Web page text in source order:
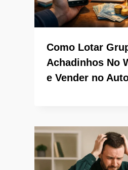
Como Lotar
Achadinhos No
e Vender no